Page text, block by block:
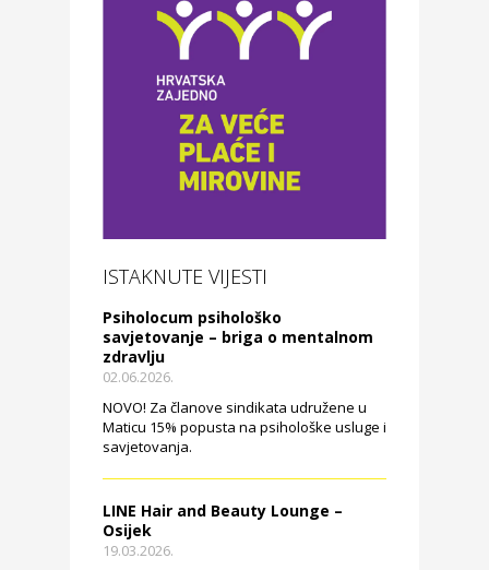
ISTAKNUTE VIJESTI
Psiholocum psihološko
savjetovanje – briga o mentalnom
zdravlju
02.06.2026.
NOVO! Za članove sindikata udružene u
Maticu 15% popusta na psihološke usluge i
savjetovanja.
LINE Hair and Beauty Lounge –
Osijek
19.03.2026.